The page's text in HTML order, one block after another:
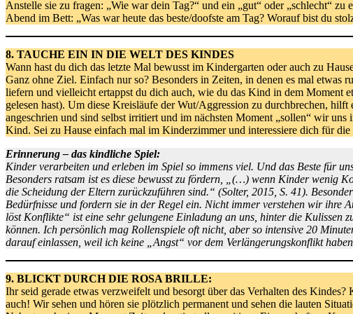
Anstelle sie zu fragen: „Wie war dein Tag?“ und ein „gut“ oder „schlecht“
Abend im Bett: „Was war heute das beste/doofste am Tag? Worauf bist du
8. TAUCHE EIN IN DIE WELT DES KINDES
Wann hast du dich das letzte Mal bewusst im Kindergarten oder auch zu
Ganz ohne Ziel. Einfach nur so? Besonders in Zeiten, in denen es mal
liefern und vielleicht ertappst du dich auch, wie du das Kind in dem Moment
gelesen hast). Um diese Kreisläufe der Wut/Aggression zu durchbrechen,
angeschrien und sind selbst irritiert und im nächsten Moment „sollen“ wir
Kind. Sei zu Hause einfach mal im Kinderzimmer und interessiere dich für
Erinnerung – das kindliche Spiel:
Kinder verarbeiten und erleben im Spiel so immens viel. Und das Beste für
Besonders ratsam ist es diese bewusst zu fördern, „(…) wenn Kinder wenig
die Scheidung der Eltern zurückzuführen sind.“ (Solter, 2015, S. 41).
Bedürfnisse und fordern sie in der Regel ein. Nicht immer verstehen wir ihre
löst Konflikte“ ist eine sehr gelungene Einladung an uns, hinter die Kulissen
können. Ich persönlich mag Rollenspiele oft nicht, aber so intensive 20
darauf einlassen, weil ich keine „Angst“ vor dem Verlängerungskonflikt
9. BLICKT DURCH DIE ROSA BRILLE:
Ihr seid gerade etwas verzweifelt und besorgt über das Verhalten des
auch! Wir sehen und hören sie plötzlich permanent und sehen die lauten